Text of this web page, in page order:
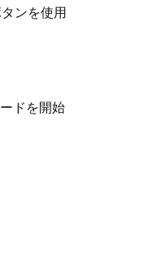
ンを使用
ドを開始